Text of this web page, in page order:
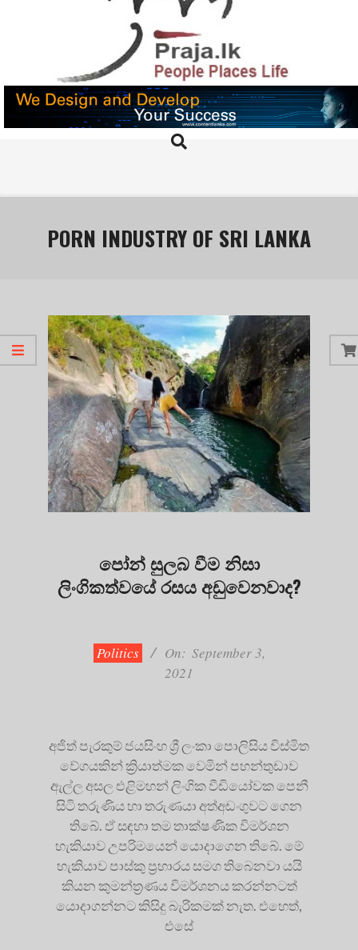
PRAJA.LK
Search
PORN INDUSTRY OF SRI LANKA
පෝන් සුලබ වීම නිසා
ලිංගිකත්වයේ රසය අඩුවෙනවාද?
Politics On: September 3,
2021
අජිත් පැරකුම් ජයසිංහ ශ්‍රී ලංකා පොලිසිය විස්මිත
වේගයකින් ක්‍රියාත්මක වෙමින් පහන්තුඩාව
ඇල්ල අසල එළිමහන් ලිංගික වීඩියෝවක පෙනී
සිටි තරුණිය හා තරුණයා අත්අඩංගුවට ගෙන
තිබේ. ඒ සඳහා තම තාක්ෂණික විමර්ශන
හැකියාව උපරිමයෙන් යොදාගෙන තිබේ. මේ
හැකියාව පාස්කු ප්‍රහාරය සමග තිබෙනවා යයි
කියන කුමන්ත්‍රණය විමර්ශනය කරන්නටත්
යොදාගන්නට කිසිදු බැරිකමක් නැත. එහෙත්,
එසේ